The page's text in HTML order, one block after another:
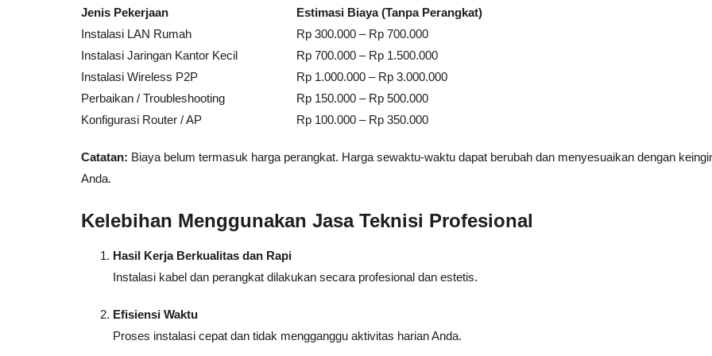
Jenis Pekerjaan
Estimasi Biaya (Tanpa Perangkat)
Instalasi LAN Rumah
Rp 300.000 – Rp 700.000
Instalasi Jaringan Kantor Kecil
Rp 700.000 – Rp 1.500.000
Instalasi Wireless P2P
Rp 1.000.000 – Rp 3.000.000
Perbaikan / Troubleshooting
Rp 150.000 – Rp 500.000
Konfigurasi Router / AP
Rp 100.000 – Rp 350.000
Catatan: Biaya belum termasuk harga perangkat. Harga sewaktu-waktu dapat berubah dan menyesuaikan dengan
Anda.
Kelebihan Menggunakan Jasa Teknisi Profesional
Hasil Kerja Berkualitas dan Rapi
Instalasi kabel dan perangkat dilakukan secara profesional dan estetis.
Efisiensi Waktu
Proses instalasi cepat dan tidak mengganggu aktivitas harian Anda.